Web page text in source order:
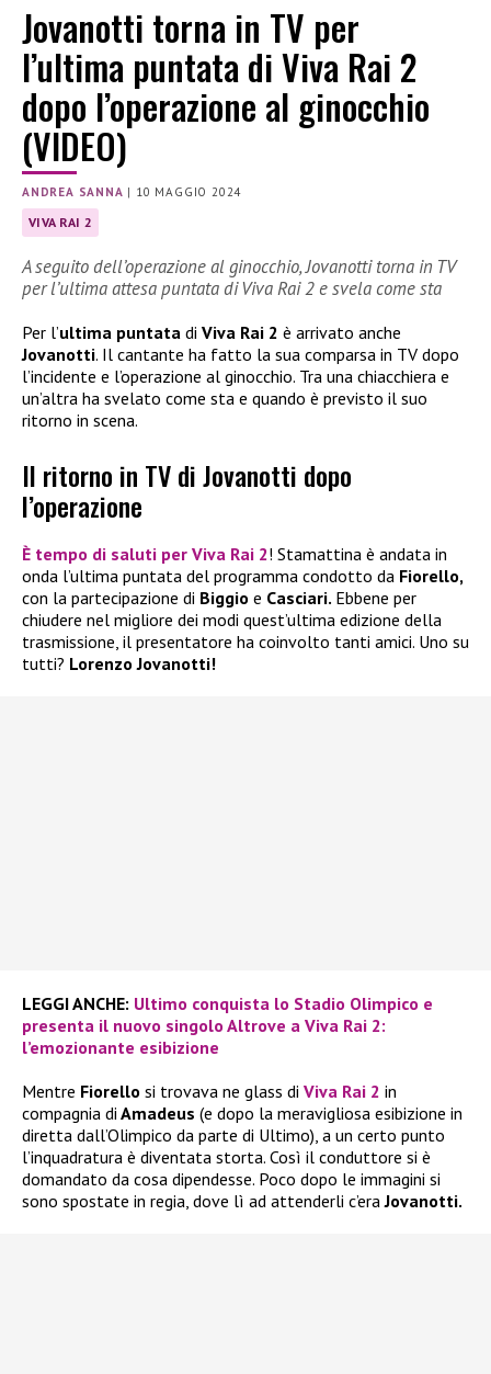
Jovanotti torna in TV per
l’ultima puntata di Viva Rai 2
dopo l’operazione al ginocchio
(VIDEO)
ANDREA SANNA | 10 MAGGIO 2024
VIVA RAI 2
A seguito dell’operazione al ginocchio, Jovanotti torna in TV
per l’ultima attesa puntata di Viva Rai 2 e svela come sta
Per l’ultima puntata di Viva Rai 2 è arrivato anche
Jovanotti. Il cantante ha fatto la sua comparsa in TV dopo
l’incidente e l’operazione al ginocchio. Tra una chiacchiera e
un’altra ha svelato come sta e quando è previsto il suo
ritorno in scena.
Il ritorno in TV di Jovanotti dopo
l’operazione
È tempo di saluti per Viva Rai 2! Stamattina è andata in
onda l’ultima puntata del programma condotto da Fiorello,
con la partecipazione di Biggio e Casciari. Ebbene per
chiudere nel migliore dei modi quest’ultima edizione della
trasmissione, il presentatore ha coinvolto tanti amici. Uno su
tutti? Lorenzo Jovanotti!
LEGGI ANCHE: Ultimo conquista lo Stadio Olimpico e
presenta il nuovo singolo Altrove a Viva Rai 2:
l’emozionante esibizione
Mentre Fiorello si trovava ne glass di Viva Rai 2 in
compagnia di Amadeus (e dopo la meravigliosa esibizione in
diretta dall’Olimpico da parte di Ultimo), a un certo punto
l’inquadratura è diventata storta. Così il conduttore si è
domandato da cosa dipendesse. Poco dopo le immagini si
sono spostate in regia, dove lì ad attenderli c’eraJovanotti.